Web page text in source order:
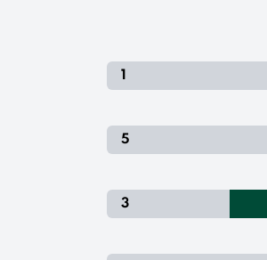
1
5
3